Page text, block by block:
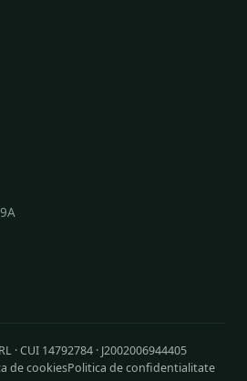
· CUI 14792784 · J2002006944405
de cookiesPolitica de confidentialitate